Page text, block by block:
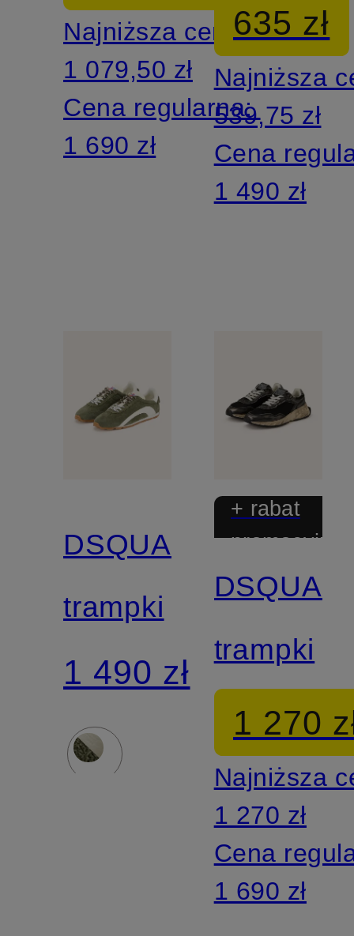
Najniższa cena:
1 079,50 zł
Cena regularna:
1 690 zł
635 zł
Najniższa
539,75 zł
Cena
1 490 zł
DSQUARED2
trampki
1 490 zł
+ rabat
promocyjny
trampki
1 270
Najniższa
1 270 zł
Cena
1 690 zł